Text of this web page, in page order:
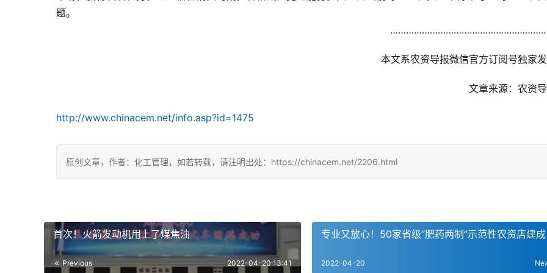
题。
本文系农资导报微信官方订阅号独家
文章来源：农资
http://www.chinacem.net/info.asp?id=1475
原创文章，作者：化工管理，如若转载，请注明出处：https://chinacem.net/2206.html
首次！火箭发动机用上了煤焦油
Previous 2022-04-20 13:41
专业又放心！50家省级“肥药两制”示范性农资店建成
2022-04-20